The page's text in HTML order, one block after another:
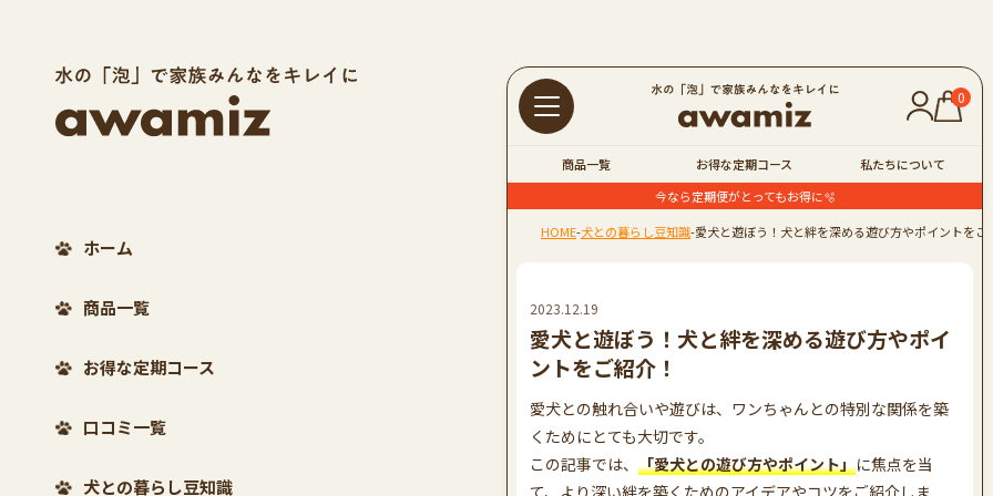
ホーム
商品一覧
お得な定期コース
口コミ一覧
犬との暮らし豆知識
0
商品一覧 お得な定期コース
私たちについて
今なら定期便がとってもお得に🫧
HOME-犬との暮らし豆知識-愛犬と遊ぼう！犬と絆を深める遊び方やポイントをご
2023.12.19
愛犬と遊ぼう！犬と絆を深める遊び方やポイ
ントをご紹介！
愛犬との触れ合いや遊びは、ワンちゃんとの特別な関係を築
くためにとても大切です。
この記事では、 「愛犬との遊び方やポイント」に焦点を当
て、より深い絆を築くためのアイデアやコツをご紹介しま